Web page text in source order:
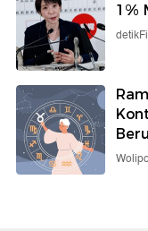
1%